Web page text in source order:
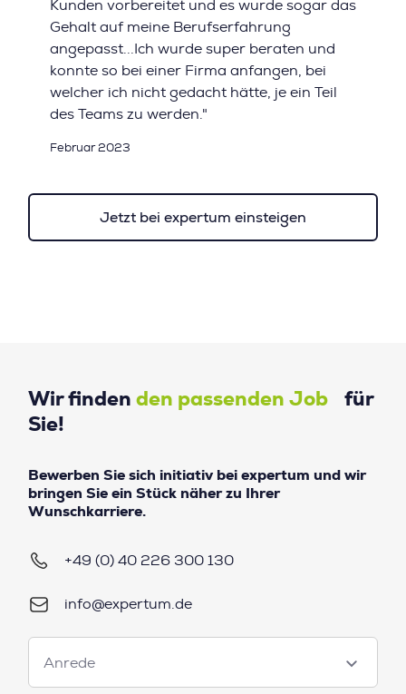
Kunden vorbereitet und es wurde sogar das
Gehalt auf meine Berufserfahrung
angepasst...Ich wurde super beraten und
konnte so bei einer Firma anfangen, bei
welcher ich nicht gedacht hätte, je ein Teil
des Teams zu werden."
Februar 2023
Jetzt bei expertum einsteigen
Wir finden den passenden Job für
Sie!
Bewerben Sie sich initiativ bei expertum und wir
bringen Sie ein Stück näher zu Ihrer
Wunschkarriere.
+49 (0) 40 226 300 130
info@expertum.de
Anrede
Anrede